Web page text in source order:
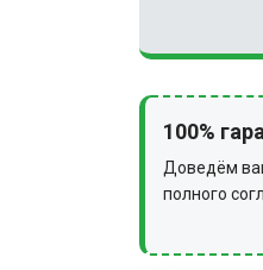
100%
Доведём
полного